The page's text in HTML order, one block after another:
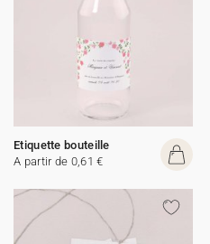
Etiquette bouteille
A partir de 0,61 €